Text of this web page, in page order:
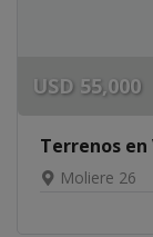
USD 55,000
Terrenos en
Moliere 26